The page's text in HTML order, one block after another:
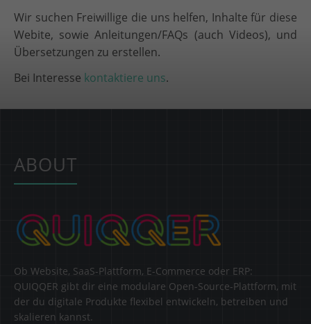
Wir suchen Freiwillige die uns helfen, Inhalte für diese
Webite, sowie Anleitungen/FAQs (auch Videos), und
Übersetzungen zu erstellen.
Bei Interesse kontaktiere uns.
ABOUT
Ob Website, SaaS-Plattform, E-Commerce oder ERP:
QUIQQER gibt dir eine modulare Open-Source-Plattform, mit
der du digitale Produkte flexibel entwickeln, betreiben und
skalieren kannst.